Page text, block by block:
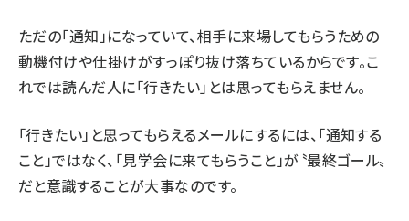
ただの「通知」になっていて、相手に来場してもらうための
動機付けや仕掛けがすっぽり抜け落ちているからです。こ
れでは読んだ人に「行きたい」とは思ってもらえません。
「行きたい」と思ってもらえるメールにするには、「通知する
こと」ではなく、「見学会に来てもらうこと」が〝最終ゴール〟
だと意識することが大事なのです。